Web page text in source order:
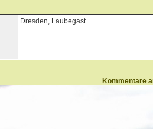
Dresden, Laubegast
Kommentare